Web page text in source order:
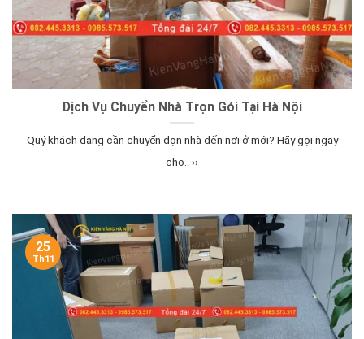
Dịch Vụ Chuyển Nhà Trọn Gói Tại Hà Nội
Quý khách đang cần chuyển dọn nhà đến nơi ở mới? Hãy gọi ngay
cho.. ››
25
Th11